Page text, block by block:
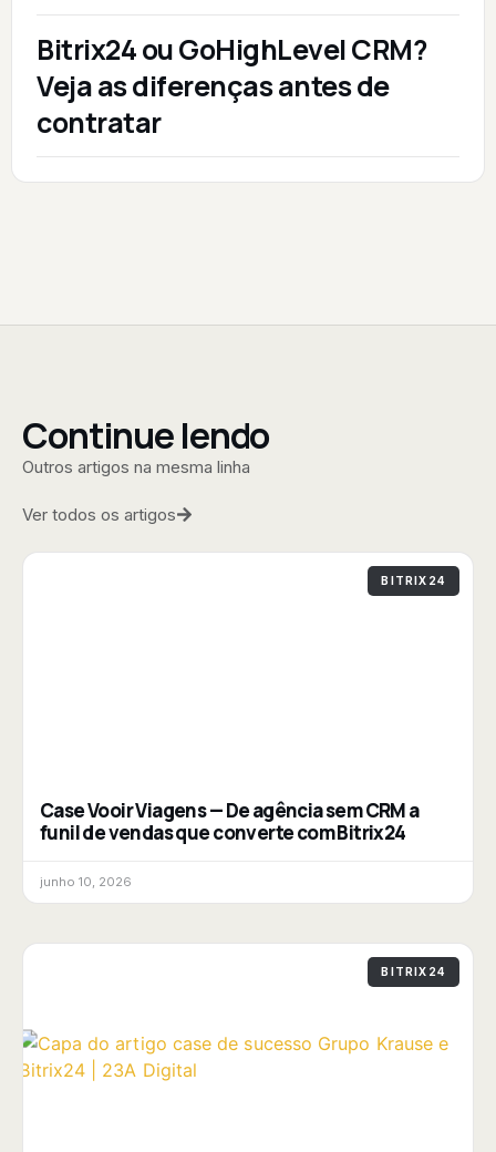
Bitrix24 ou GoHighLevel CRM?
Veja as diferenças antes de
contratar
Continue lendo
Outros artigos na mesma linha
Ver todos os artigos
BITRIX24
Case Vooir Viagens — De agência sem CRM a
funil de vendas que converte com Bitrix24
junho 10, 2026
BITRIX24